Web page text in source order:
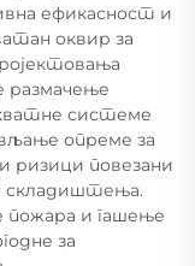
ефикасност и
оквир за
размачење
системе
опреме за
ризици повезани
складиштења.
и гашење
за